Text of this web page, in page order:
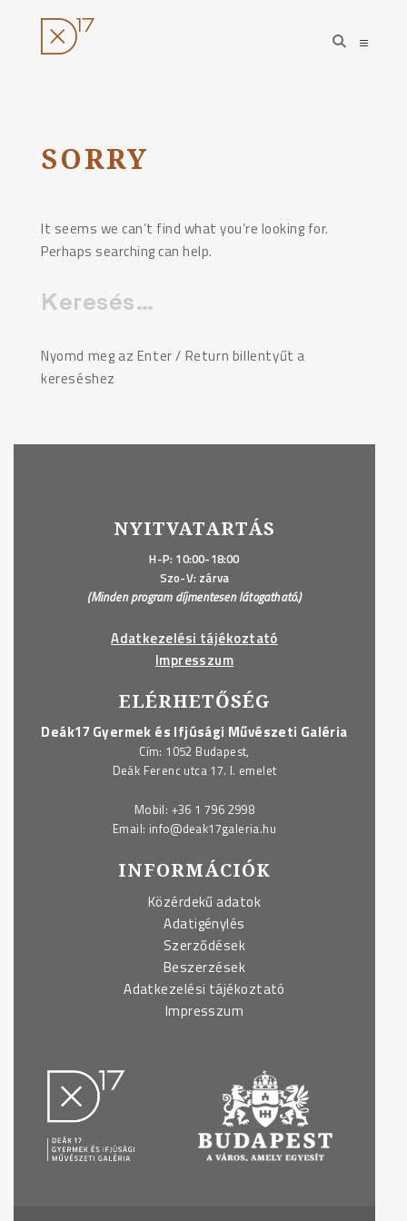
tartalomhoz
open
search
open
SORRY
It seems we can’t find what you’re looking for.
Perhaps searching can help.
Keresés:
Nyomd meg az Enter / Return billentyűt a
kereséshez
NYITVATARTÁS
H-P: 10:00-18:00
Szo-V: zárva
(Minden program díjmentesen látogatható.)
Adatkezelési tájékoztató
Impresszum
ELÉRHETŐSÉG
Deák17 Gyermek és Ifjúsági Művészeti Galéria
Cím: 1052 Budapest,
Deák Ferenc utca 17. I. emelet
Mobil: +36 1 796 2998
Email: info@deak17galeria.hu
INFORMÁCIÓK
Közérdekű adatok
Adatigénylés
Szerződések
Beszerzések
Adatkezelési tájékoztató
Impresszum